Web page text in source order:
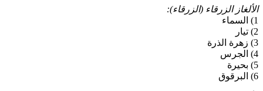
الألغاز الزرقاء (الزرقاء):
1) السماء
2) تيار
3) زهرة الذرة
4) الجرس
5) بحيرة
6) البرقوق